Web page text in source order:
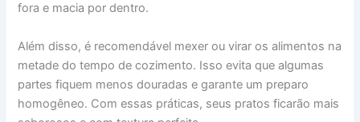
fora e macia por dentro.
Além disso, é recomendável mexer ou virar os alimentos na
metade do tempo de cozimento. Isso evita que algumas
partes fiquem menos douradas e garante um preparo
homogêneo. Com essas práticas, seus pratos ficarão mais